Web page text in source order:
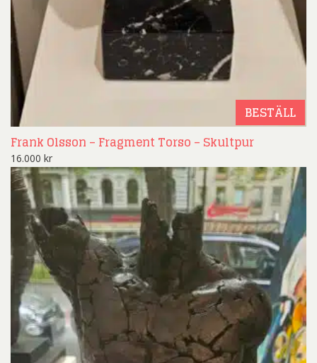
BESTÄLL
Frank Olsson – Fragment Torso – Skultpur
16.000 kr